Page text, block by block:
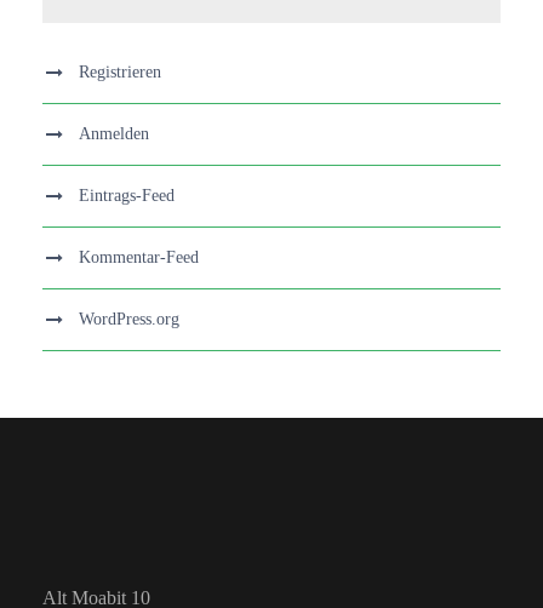
Registrieren
Anmelden
Eintrags-Feed
Kommentar-Feed
WordPress.org
Alt Moabit 10